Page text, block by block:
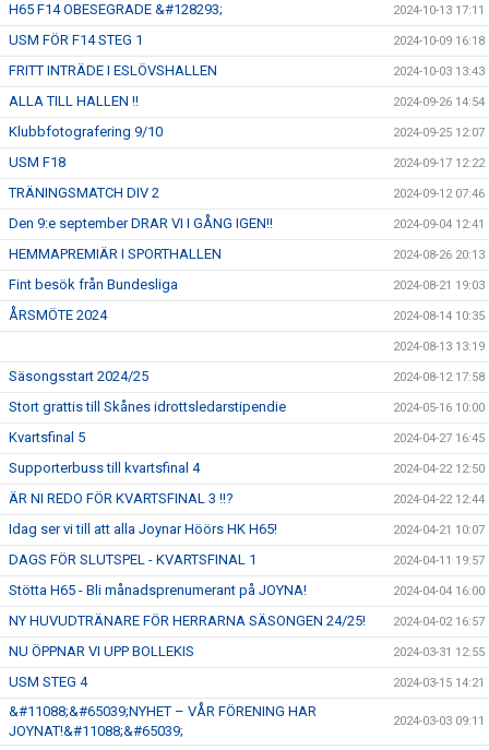
H65 F14 OBESEGRADE &#128293; 2024-10-13 17:11
USM FÖR F14 STEG 1 2024-10-09 16:18
FRITT INTRÄDE I ESLÖVSHALLEN 2024-10-03 13:43
ALLA TILL HALLEN !! 2024-09-26 14:54
Klubbfotografering 9/10 2024-09-25 12:07
USM F18 2024-09-17 12:22
TRÄNINGSMATCH DIV 2 2024-09-12 07:46
Den 9:e september DRAR VI I GÅNG IGEN!! 2024-09-04 12:41
HEMMAPREMIÄR I SPORTHALLEN 2024-08-26 20:13
Fint besök från Bundesliga 2024-08-21 19:03
ÅRSMÖTE 2024 2024-08-14 10:35
2024-08-13 13:19
Säsongsstart 2024/25 2024-08-12 17:58
Stort grattis till Skånes idrottsledarstipendie 2024-05-16 10:00
Kvartsfinal 5 2024-04-27 16:45
Supporterbuss till kvartsfinal 4 2024-04-22 12:50
ÄR NI REDO FÖR KVARTSFINAL 3 !!? 2024-04-22 12:44
Idag ser vi till att alla Joynar Höörs HK H65! 2024-04-21 10:07
DAGS FÖR SLUTSPEL - KVARTSFINAL 1 2024-04-11 19:57
Stötta H65 - Bli månadsprenumerant på JOYNA! 2024-04-04 16:00
NY HUVUDTRÄNARE FÖR HERRARNA SÄSONGEN 24/25! 2024-04-02 16:57
NU ÖPPNAR VI UPP BOLLEKIS 2024-03-31 12:55
USM STEG 4 2024-03-15 14:21
&#11088;&#65039;NYHET – VÅR FÖRENING HAR
JOYNAT!&#11088;&#65039;
2024-03-03 09:11